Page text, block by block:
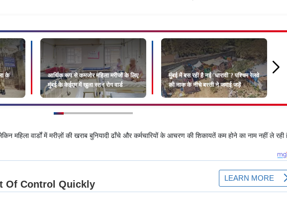
के
आर्थिक रूप से कमजोर महिला मरीजों के लिए
मुंबई के केईएम में खुला स्तन रोग वार्ड
मुंबई में बस रही है नई `धारावी`? पश्चिम रेलवे
की नाक के नीचे बस्ती ने जमाई जड़ें
महिला वार्डों में मरीज़ों की खराब बुनियादी ढाँचे और कर्मचारियों के आचरण की शिकायतें कम होने का नाम नहीं ले रही